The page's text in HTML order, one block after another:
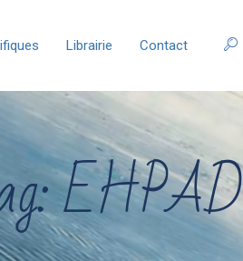
Librairie Contact
EHPAD